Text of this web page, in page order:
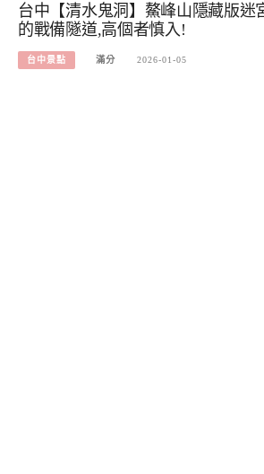
台中【清水鬼洞】鰲峰山隱藏版迷
的戰備隧道,高個者慎入!
台中景點 滿分 2026-01-05